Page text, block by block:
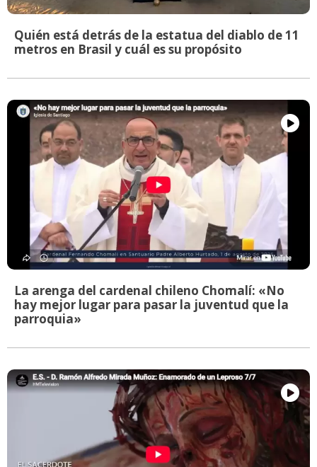
Quién está detrás de la estatua del diablo de 11
metros en Brasil y cuál es su propósito
La arenga del cardenal chileno Chomalí: «No
hay mejor lugar para pasar la juventud que la
parroquia»